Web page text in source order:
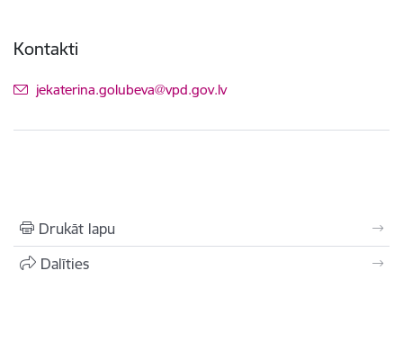
Kontakti
E-pasts:
jekaterina.golubeva@vpd.gov.lv
Drukāt lapu
Dalīties